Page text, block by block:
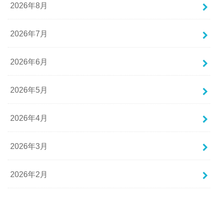
2026年8月
2026年7月
2026年6月
2026年5月
2026年4月
2026年3月
2026年2月